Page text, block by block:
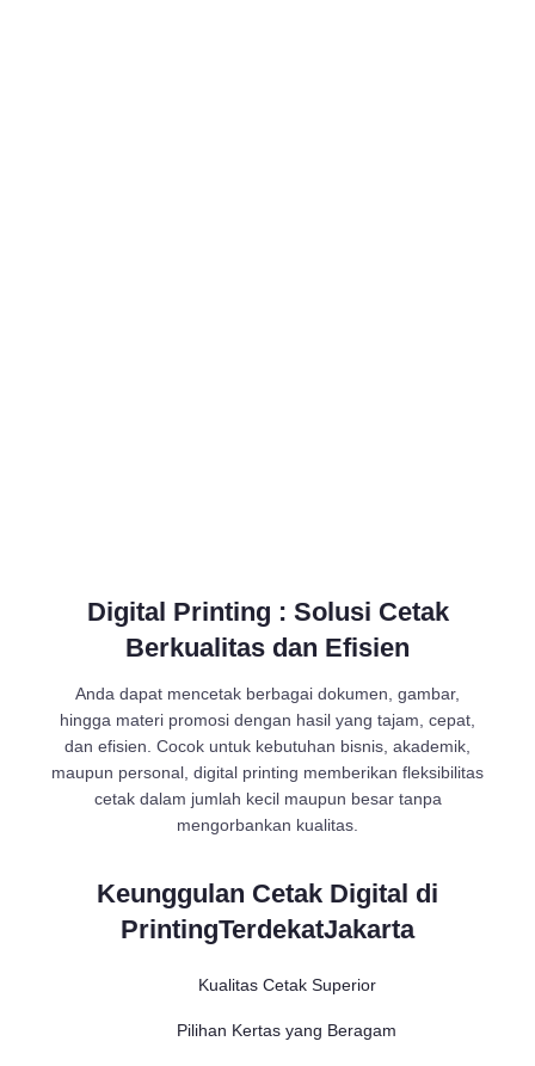
Digital Printing : Solusi Cetak
Berkualitas dan Efisien
Anda dapat mencetak berbagai dokumen, gambar,
hingga materi promosi dengan hasil yang tajam, cepat,
dan efisien. Cocok untuk kebutuhan bisnis, akademik,
maupun personal, digital printing memberikan fleksibilitas
cetak dalam jumlah kecil maupun besar tanpa
mengorbankan kualitas.
Keunggulan Cetak Digital di
PrintingTerdekatJakarta
Kualitas Cetak Superior
Pilihan Kertas yang Beragam